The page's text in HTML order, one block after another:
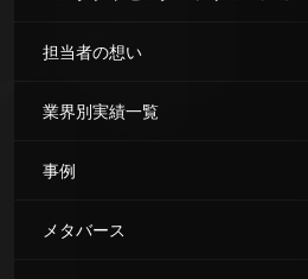
担当者の想い
業界別実績一覧
事例
メタバース